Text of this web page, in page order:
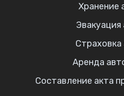
Хранение
Эвакуация
Страховка
Аренда
Составление акта